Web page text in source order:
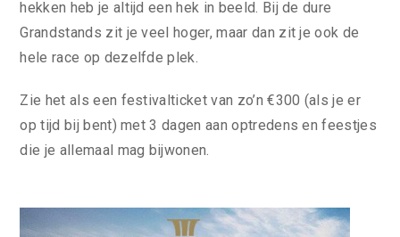
hekken heb je altijd een hek in beeld. Bij de dure
Grandstands zit je veel hoger, maar dan zit je ook de
hele race op dezelfde plek.
Zie het als een festivalticket van zo’n €300 (als je er
op tijd bij bent) met 3 dagen aan optredens en feestjes
die je allemaal mag bijwonen.